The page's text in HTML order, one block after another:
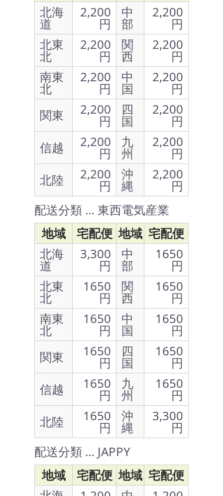
北海
道
2,200
円
中
部
2,200
円
北東
北
2,200
円
関
西
2,200
円
南東
北
2,200
円
中
国
2,200
円
関東
2,200
円
四
国
2,200
円
信越
2,200
円
九
州
2,200
円
北陸
2,200
円
沖
縄
2,200
円
配送分類 … 東西電気産業
地域
宅配便 地域 宅配便
北海
道
3,300
円
中
部
1650
円
北東
北
1650
円
関
西
1650
円
南東
北
1650
円
中
国
1650
円
関東
1650
円
四
国
1650
円
信越
1650
円
九
州
1650
円
北陸
1650
円
沖
縄
3,300
円
配送分類 … JAPPY
地域
宅配便 地域 宅配便